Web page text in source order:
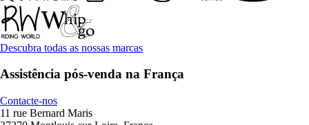
Descubra todas as nossas marcas
Assistência pós-venda na França
Contacte-nos
11 rue Bernard Maris